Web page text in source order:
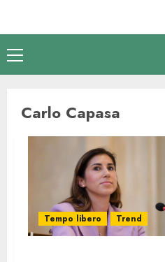
Menu
principale
Carlo Capasa
Tempo libero Trend